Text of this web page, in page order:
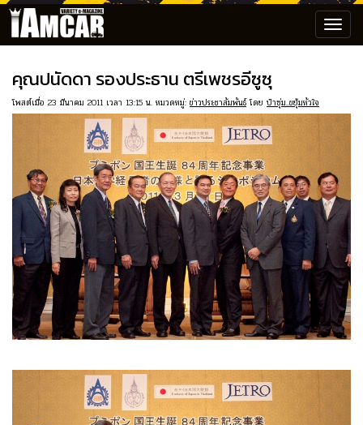
คุณปนัดดา รองประธาน ตรีเพชรอีซูซุ
โพสต์เมื่อ 23 มีนาคม 2011 เวลา 13:15 น. หมวดหมู่: ข่าวประชาสัมพันธ์โดย ป๋าซุ่ม..ขยุ้มหัวใจ